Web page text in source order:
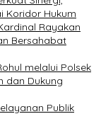
Koridor Hukum
Rayakan
Bersahabat
melalui Polsek
dan Dukung
Publik